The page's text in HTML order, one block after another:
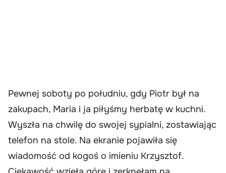
Pewnej soboty po południu, gdy Piotr był na
zakupach, Maria i ja piłyśmy herbatę w kuchni.
Wyszła na chwilę do swojej sypialni, zostawiając
telefon na stole. Na ekranie pojawiła się
wiadomość od kogoś o imieniu Krzysztof.